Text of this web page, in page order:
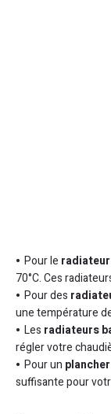
Pour le
70°C. Ces
Pour des
une température
Les radiateurs
régler votre
Pour un
suffisante pour